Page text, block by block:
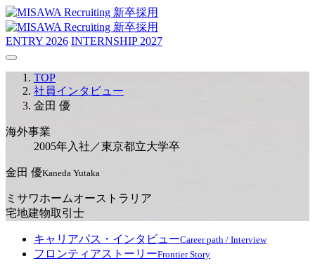
ENTRY 2026 INTERNSHIP2027
TOP
社員インタビュー
金田 優
海外事業
2005年入社／東京都立大学卒
金田 優Kaneda Yutaka
ミサワホームオーストラリア
宅地建物取引士
キャリアパス・インタビューCareer path / Interview
フロンティアストーリーFrontier Story